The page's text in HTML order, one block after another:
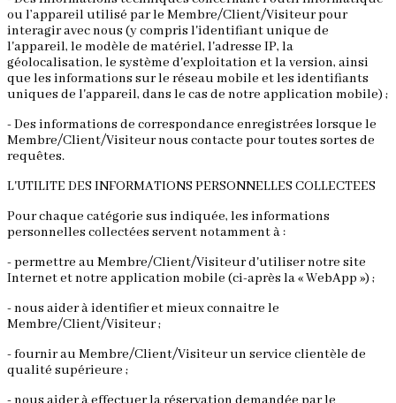
ou l’appareil utilisé par le Membre/Client/Visiteur pour
interagir avec nous (y compris l'identifiant unique de
l'appareil, le modèle de matériel, l'adresse IP, la
géolocalisation, le système d'exploitation et la version, ainsi
que les informations sur le réseau mobile et les identifiants
uniques de l'appareil, dans le cas de notre application mobile) ;
- Des informations de correspondance enregistrées lorsque le
Membre/Client/Visiteur nous contacte pour toutes sortes de
requêtes.
L'UTILITE DES INFORMATIONS PERSONNELLES COLLECTEES
Pour chaque catégorie sus indiquée, les informations
personnelles collectées servent notamment à :
- permettre au Membre/Client/Visiteur d'utiliser notre site
Internet et notre application mobile (ci-après la « WebApp ») ;
- nous aider à identifier et mieux connaitre le
Membre/Client/Visiteur ;
- fournir au Membre/Client/Visiteur un service clientèle de
qualité supérieure ;